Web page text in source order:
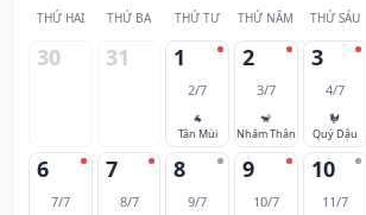
THỨ HAI THỨ BA THỨ TƯ THỨ NĂM THỨ SÁU
30 31 1
2/7
🐐
Tân Mùi
2
3/7
🐒
Nhâm Thân
3
4/7
🐓
Quý Dậu
6
7/7
7
8/7
8
9/7
9
10/7
10
11/7